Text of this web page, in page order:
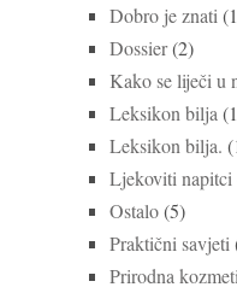
Dobro je znati
Dossier(2)
Kako se liječi u
Leksikon bilja
Leksikon bilja.
Ljekoviti napitci
Ostalo(5)
Praktični savjeti
Prirodna